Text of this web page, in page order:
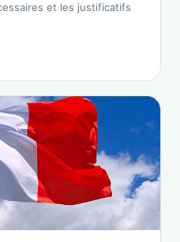
et les justificatifs